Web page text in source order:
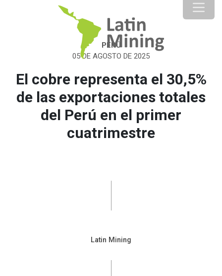
PERÚ
05 DE AGOSTO DE 2025
El cobre representa el 30,5%
de las exportaciones totales
del Perú en el primer
cuatrimestre
Latin Mining